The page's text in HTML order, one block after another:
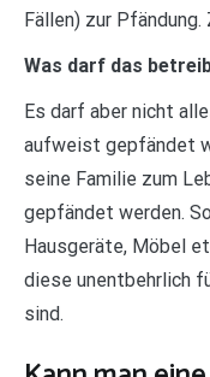
Fällen) zur
Was darf das
Es darf aber nicht
aufweist gepfändet
seine Familie zum
gepfändet werden.
Hausgeräte, Möbel
diese unentbehrlich
sind.